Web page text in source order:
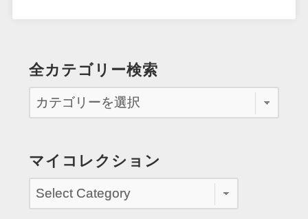
全カテゴリー検索
マイコレクション